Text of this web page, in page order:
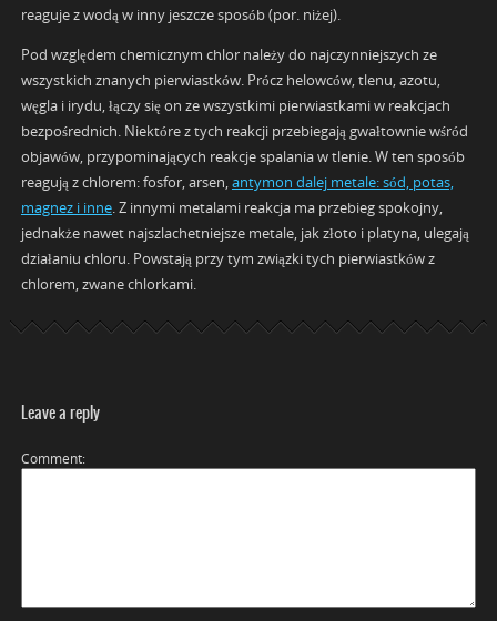
reaguje z wodą w inny jeszcze sposób (por. niżej).
Pod względem chemicznym chlor należy do najczynniejszych ze
wszystkich znanych pierwiastków. Prócz helowców, tlenu, azotu,
węgla i irydu, łączy się on ze wszystkimi pierwiastkami w reakcjach
bezpośrednich. Niektóre z tych reakcji przebiegają gwałtownie wśród
objawów, przypominających reakcje spalania w tlenie. W ten sposób
reagują z chlorem: fosfor, arsen,antymon dalej metale: sód, potas,
magnez i inne. Z innymi metalami reakcja ma przebieg spokojny,
jednakże nawet najszlachetniejsze metale, jak złoto i platyna, ulegają
działaniu chloru. Powstają przy tym związki tych pierwiastków z
chlorem, zwane chlorkami.
Leave a reply
Comment